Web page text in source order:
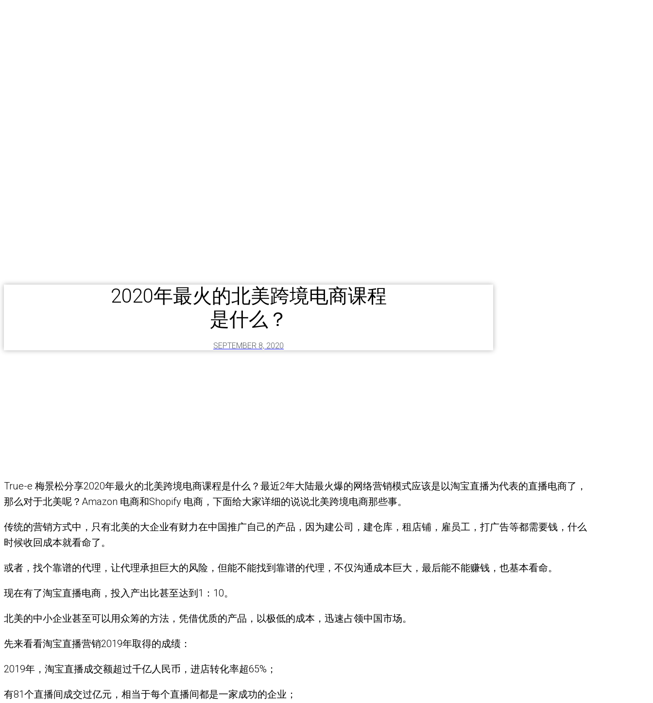
2020年最火的北美跨境电商课程
是什么？
SEPTEMBER 8, 2020
True-e 梅景松分享2020年最火的北美跨境电商课程是什么？最近2年大陆最火爆的网络营销模式应该是以淘宝直播为代表的直播电商了，
那么对于北美呢？Amazon 电商和Shopify 电商，下面给大家详细的说说北美跨境电商那些事。
传统的营销方式中，只有北美的大企业有财力在中国推广自己的产品，因为建公司，建仓库，租店铺，雇员工，打广告等都需要钱，什么
时候收回成本就看命了。
或者，找个靠谱的代理，让代理承担巨大的风险，但能不能找到靠谱的代理，不仅沟通成本巨大，最后能不能赚钱，也基本看命。
现在有了淘宝直播电商，投入产出比甚至达到1：10。
北美的中小企业甚至可以用众筹的方法，凭借优质的产品，以极低的成本，迅速占领中国市场。
先来看看淘宝直播营销2019年取得的成绩：
2019年，淘宝直播成交额超过千亿人民币，进店转化率超65%；
有81个直播间成交过亿元，相当于每个直播间都是一家成功的企业；